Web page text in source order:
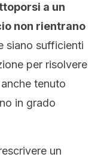
a un
non rientrano
siano sufficienti
per risolvere
tenuto
in grado
un